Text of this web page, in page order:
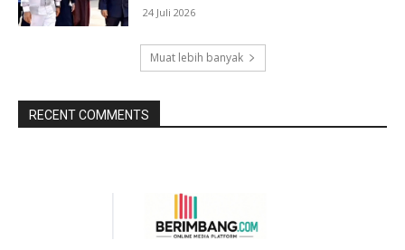
24 Juli 2026
Muat lebih banyak
RECENT COMMENTS